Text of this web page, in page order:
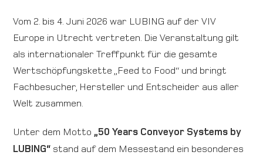
Downloads
Anfahrt
Karriere
International
Vom 2. bis 4. Juni 2026 war LUBING auf der VIV
Europe in Utrecht vertreten. Die Veranstaltung gilt
als internationaler Treffpunkt für die gesamte
Wertschöpfungskette „Feed to Food“ und bringt
Fachbesucher, Hersteller und Entscheider aus aller
Welt zusammen.
Unter dem Motto „50 Years Conveyor Systems by
LUBING“ stand auf dem Messestand ein besonderes